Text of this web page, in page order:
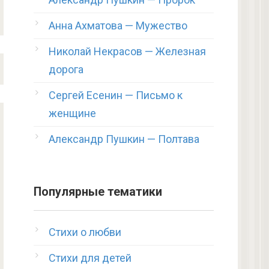
Анна Ахматова — Мужество
Николай Некрасов — Железная
дорога
Сергей Есенин — Письмо к
женщине
Александр Пушкин — Полтава
Популярные тематики
Стихи о любви
Стихи для детей